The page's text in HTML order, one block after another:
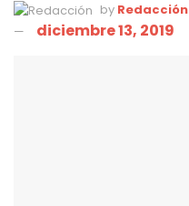
by Redacción
diciembre 13, 2019